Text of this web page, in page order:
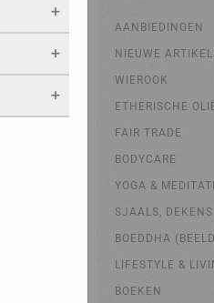
AANBIEDINGEN
NIEUWE
WIEROOK
ETHERISCHE
FAIR TRADE
BODYCARE
YOGA &
SJAALS, DEKENS
BOEDDHA
LIFESTYLE &
BOEKEN
als jij
blijven
Als je
van